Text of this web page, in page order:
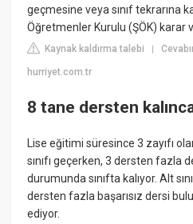
geçmesine veya sınıf tekrarına
Öğretmenler Kurulu (ŞÖK) karar
Kaynak kaldırma talebi |
hurriyet.com.tr
8 tane dersten
Lise eğitimi süresince 3 zayıfı
sınıfı geçerken, 3 dersten fazla
durumunda sınıfta kalıyor. Alt
dersten fazla başarısız dersi
ediyor.